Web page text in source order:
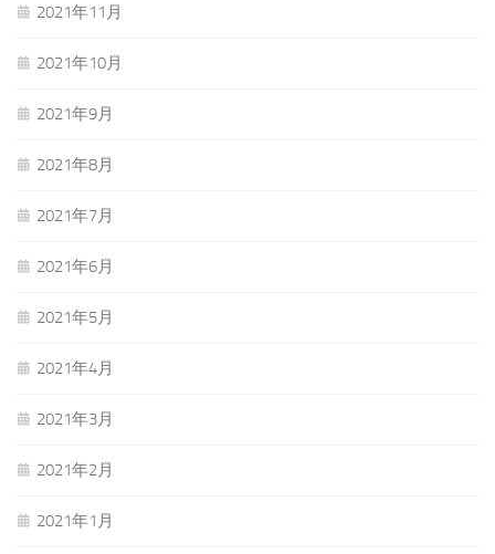
2021年11月
2021年10月
2021年9月
2021年8月
2021年7月
2021年6月
2021年5月
2021年4月
2021年3月
2021年2月
2021年1月